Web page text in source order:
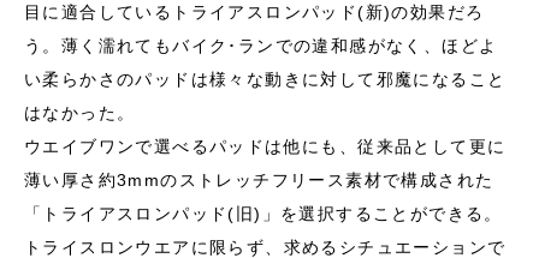
目に適合しているトライアスロンパッド(新)の効果だろ
う。薄く濡れてもバイク･ランでの違和感がなく、ほどよ
い柔らかさのパッドは様々な動きに対して邪魔になること
はなかった。
ウエイブワンで選べるパッドは他にも、従来品として更に
薄い厚さ約3mmのストレッチフリース素材で構成された
「トライアスロンパッド(旧)」を選択することができる。
トライスロンウエアに限らず、求めるシチュエーションで